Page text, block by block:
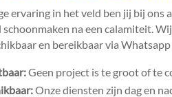
ervaring in het veld ben jij bij ons
na een calamiteit.​
en bereikbaar via
Geen project is te groot of te
Onze diensten zijn dag en